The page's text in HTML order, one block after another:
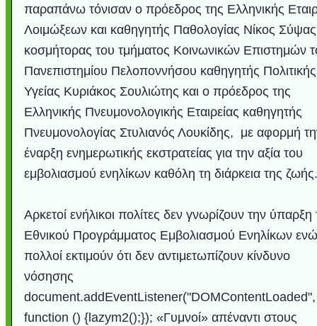
παραπάνω τόνισαν ο πρόεδρος της Ελληνικής
Λοιμώξεων και καθηγητής Παθολογίας Νίκος
κοσμήτορας του τμήματος Κοινωνικών Επιστημών
Πανεπιστημίου Πελοποννήσου καθηγητής Πολιτικής
Υγείας Κυριάκος Σουλιώτης και ο πρόεδρος της
Ελληνικής Πνευμονολογικής Εταιρείας καθηγητής
Πνευμονολογίας Στυλιανός Λουκίδης, με αφορμή
έναρξη ενημερωτικής εκστρατείας για την αξία του
εμβολιασμού ενηλίκων καθόλη τη διάρκεια της ζωής.
Αρκετοί ενήλικοι πολίτες δεν γνωρίζουν την ύπαρξη
Εθνικού Προγράμματος Εμβολιασμού Ενηλίκων
πολλοί εκτιμούν ότι δεν αντιμετωπίζουν κίνδυνο
νόσησης
document.addEventListener("DOMContentLoaded",
function () {lazym2();}); «Γυμνοί» απέναντι στους